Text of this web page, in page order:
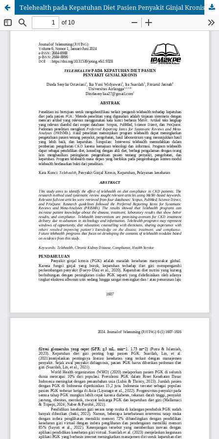
Telehealth pada Kepatuhan Diet Pasien Penyakit Ginjal Kronis